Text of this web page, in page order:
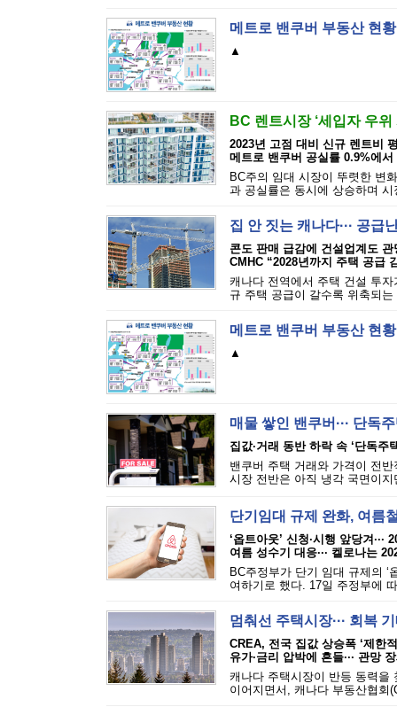
메트로 밴쿠버 부동산 현
▲
BC 렌트시장 ‘세입자 우
2023년 고점 대비 신규 렌트비
메트로 밴쿠버 공실률 0.9%에
BC주의 임대 시장이 뚜렷한 변
과 공실률은 동시에 상승하며
집 안 짓는 캐나다··· 공급
콘도 판매 급감에 건설업계도 관
CMHC “2028년까지 주택 공급
캐나다 전역에서 주택 건설 투
규 주택 공급이 갈수록 위축되
메트로 밴쿠버 부동산 현
▲
매물 쌓인 밴쿠버··· 단독
집값·거래 동반 하락 속 ‘단독주
밴쿠버 주택 거래와 가격이 전
시장 전반은 아직 냉각 국면이
단기임대 규제 완화, 여름
‘옵트아웃’ 신청·시행 앞당겨···
여름 성수기 대응··· 켈로나는
BC주정부가 단기 임대 규제의
여하기로 했다. 17일 주정부에
멈춰선 주택시장··· 회복
CREA, 전국 집값 상승폭 ‘제한
유가·금리 압박에 흔들··· 관망
캐나다 주택시장이 반등 동력을
이어지면서, 캐나다 부동산협회